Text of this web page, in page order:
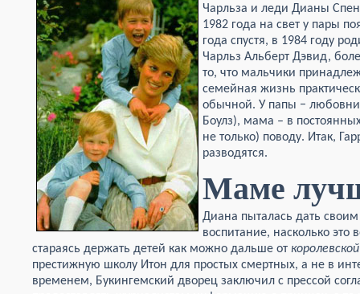
Чарльза и леди Дианы
1982 года на свет у пары
года спустя, в 1984 году
Чарльз Альберт Дэвид,
то, что мальчики
семейная жизнь
обычной. У папы −
Боулз), мама – в
не только) поводу. Итак,
разводятся.
Маме
Диана пыталась дать
воспитание, насколько
стараясь держать детей как можно дальше от королевской
престижную школу Итон для простых смертных, а не в
временем, Букингемский дворец заключил с прессой